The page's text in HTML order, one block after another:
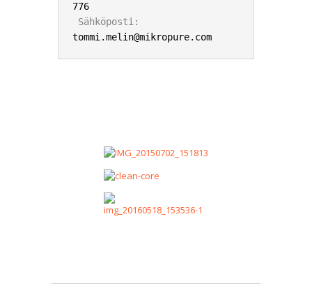
776
Sähköposti:
tommi.melin@mikropure.com